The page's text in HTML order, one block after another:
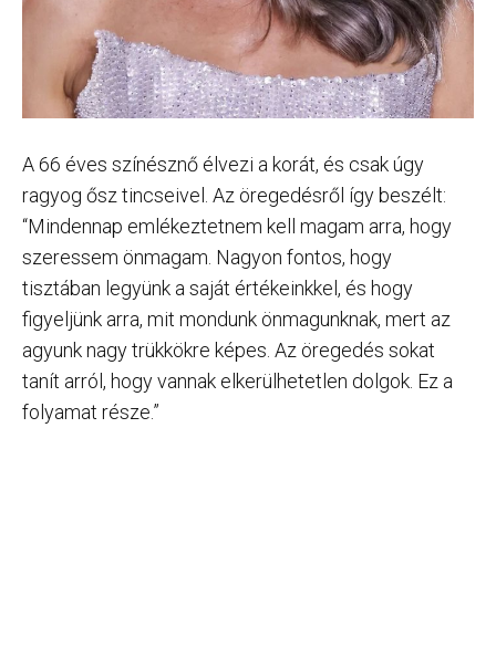
A 66 éves színésznő élvezi a korát, és csak úgy
ragyog ősz tincseivel. Az öregedésről így beszélt:
“Mindennap emlékeztetnem kell magam arra, hogy
szeressem önmagam. Nagyon fontos, hogy
tisztában legyünk a saját értékeinkkel, és hogy
figyeljünk arra, mit mondunk önmagunknak, mert az
agyunk nagy trükkökre képes. Az öregedés sokat
tanít arról, hogy vannak elkerülhetetlen dolgok. Ez a
folyamat része.”